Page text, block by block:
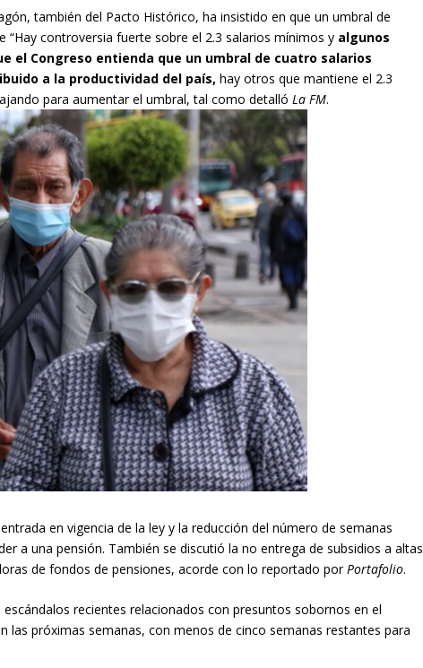
también del Pacto Histórico, ha insistido en que un umbral de
“Hay controversia fuerte sobre el 2.3 salarios mínimos y algunos
el Congreso entienda que un umbral de cuatro salarios
a la productividad del país,hay otros que mantiene el 2.3
para aumentar el umbral, tal como detalló La FM.
en vigencia de la ley y la reducción del número de semanas
a una pensión. También se discutió la no entrega de subsidios a altas
de fondos de pensiones, acorde con lo reportado porPortafolio.
recientes relacionados con presuntos sobornos en el
las próximas semanas, con menos de cinco semanas restantes para